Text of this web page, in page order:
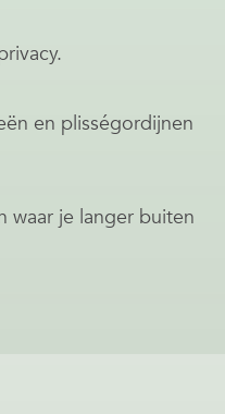
en plisségordijnen
waar je langer buiten